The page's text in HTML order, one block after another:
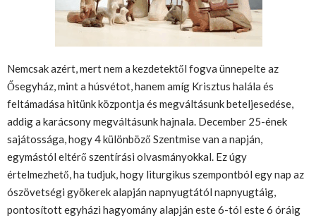
Nemcsak azért, mert nem a kezdetektől fogva ünnepelte az
Ősegyház, mint a húsvétot, hanem amíg Krisztus halála és
feltámadása hitünk központja és megváltásunk beteljesedése,
addig a karácsony megváltásunk hajnala. December 25-ének
sajátossága, hogy 4 különböző Szentmise van a napján,
egymástól eltérő szentírási olvasmányokkal. Ez úgy
értelmezhető, ha tudjuk, hogy liturgikus szempontból egy nap az
ószövetségi gyökerek alapján napnyugtától napnyugtáig,
pontosított egyházi hagyomány alapján este 6-tól este 6 óráig